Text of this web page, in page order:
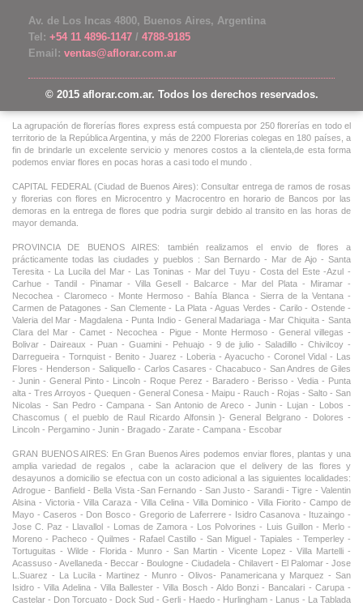
Av. de Los Incas 4800, Buenos Aires, Argentina
Tel: +54 11 4896-1147 / 4788-9185
Email: ventas@aflorar.com.ar
© 2015 aflorar.com.ar. Todos los derechos reservados.
La agrupación de florerías flores express está compuesta por 250 florerías en todo el
territorio de la República Argentina, y más de 2200 Florerias colegas en 180 países, a
fin de brindarle un excelente servicio y menores costos a la clientela,de esta forma
podemos enviar flores en pocas horas a casi todo el mundo .
CAPITAL FEDERAL (Ciudad de Buenos Aires): Consultar entrega de ramos de rosas
y florerias con flores en Microcentro y Macrocentro en horario de Bancos por las
demoras en la entrega de flores que podria surgir debido al transito en las horas de
mayor demanda.
PROVINCIA DE BUENOS AIRES: también realizamos el envio de flores a
prácticamente todas las ciudades y pueblos : San Bernardo - Mar de Ajo - Santa
Teresita - La Lucila del Mar - Las Toninas - Mar del Tuyu - Costa del Este -Azul -
Carhue - Tandil - Pinamar - Villa Gesell - Balcarce - Mar del Plata - Miramar -
Necochea - Claromeco - Monte Hermoso - Bahía Blanca - Sierra de la Ventana -
Carmen de Patagones - San Clemente - La Plata - Aguas Verdes - Carilo - Ostende -
Valeria del Mar - Magdalena - Punta Indio - General Madariaga - Mar Chiquita - Santa
Clara del Mar - Camet - Necochea - Pigue - Monte Hermoso - General villegas -
Bolivar - Daireaux - Puan - Guamini - Pehuajo - 9 de julio - Saladillo - Chivilcoy -
Darregueira - Tornquist - Benito - Juarez - Loberia - Ayacucho - Coronel Vidal - Las
Flores - Henderson - Saliquello - Carlos Casares - Chacabuco - San Andres de Giles
- Junin - General Pinto - Lincoln - Roque Perez - Baradero - Berisso - Vedia - Punta
alta - Tres Arroyos - Quequen - General Conesa - Maipu - Rauch - Rojas - Salto - San
Nicolas - San Pedro - Campana - San Antonio de Areco - Junin - Lujan - Lobos -
Chascomus ( el pueblo de Raul Ricardo Alfonsin )- General Belgrano - Dolores -
Lincoln - Pergamino - Junin - Bragado - Zarate - Campana - Escobar
GRAN BUENOS AIRES: En Gran Buenos Aires podemos enviar flores, plantas y una
amplia variedad de regalos , cabe la aclaracion que el delivery de las flores y
desayunos a domicilio se efectua con un costo adicional a las siguientes localidades:
Adrogue - Banfield - Bella Vista -San Fernando - San Justo - Sarandi - Tigre - Valentin
Alsina - Victoria - Villa Caraza - Villa Celina - Villa Dominico - Villa Fiorito - Campo de
Mayo - Caseros - Don Bosco - Gregorio de Laferrere - Isidro Casanova - Ituzaingo -
Jose C. Paz - Llavallol - Lomas de Zamora - Los Polvorines - Luis Guillon - Merlo -
Moreno - Pacheco - Quilmes - Rafael Castillo - San Miguel - Tapiales - Temperley -
Tortuguitas - Wilde - Florida - Munro - San Martin - Vicente Lopez - Villa Martelli -
Acassuso - Avellaneda - Beccar - Boulogne - Ciudadela - Chilavert - El Palomar - Jose
L.Suarez - La Lucila - Martinez - Munro - Olivos- Panamericana y Marquez - San
Isidro - Villa Adelina - Villa Ballester - Villa Bosch - Aldo Bonzi - Bancalari - Carupa -
Castelar - Don Torcuato - Dock Sud - Gerli - Haedo - Hurlingham - Lanus - La Tablada